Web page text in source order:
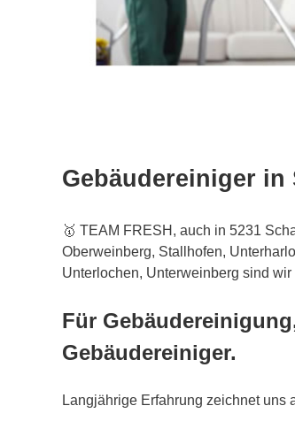
Gebäudereiniger in
🥇 TEAM FRESH, auch in 5231
Oberweinberg, Stallhofen,
Unterlochen, Unterweinberg sind wir
Für
Gebäudereiniger.
Langjährige Erfahrung zeichnet uns